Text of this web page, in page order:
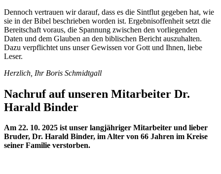
Dennoch vertrauen wir darauf, dass es die Sintflut gegeben hat, wie
sie in der Bibel beschrieben worden ist. Ergebnisoffenheit setzt die
Bereitschaft voraus, die Spannung zwischen den vorliegenden
Daten und dem Glauben an den biblischen Bericht auszuhalten.
Dazu verpflichtet uns unser Gewissen vor Gott und Ihnen, liebe
Leser.
Herzlich, Ihr Boris Schmidtgall
Nachruf auf unseren Mitarbeiter Dr.
Harald Binder
Am 22. 10. 2025 ist unser langjähriger Mitarbeiter und lieber
Bruder, Dr. Harald Binder, im Alter von 66 Jahren im Kreise
seiner Familie verstorben.